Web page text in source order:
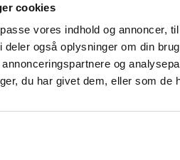
cookies
vores indhold og annoncer,
også oplysninger om din
og
du har givet dem, eller som de